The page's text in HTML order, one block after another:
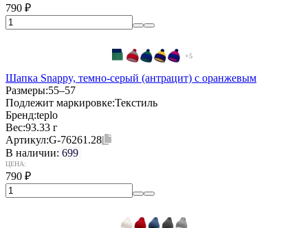
790 ₽
+5
Шапка Snappy, темно-серый (антрацит) с оранжевым
Размеры:55–57
Подлежит маркировке:Текстиль
Бренд:teplo
Вес:93.33 г
Артикул:G-76261.28
В наличии: 699
ЦЕНА:
790 ₽